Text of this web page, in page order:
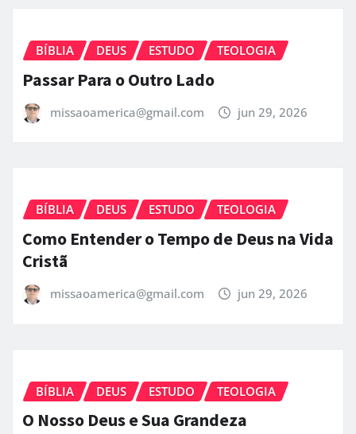
BÍBLIA DEUS ESTUDO TEOLOGIA
Passar Para o Outro Lado
missaoamerica@gmail.com jun 29, 2026
BÍBLIA DEUS ESTUDO TEOLOGIA
Como Entender o Tempo de Deus na Vida
Cristã
missaoamerica@gmail.com jun 29, 2026
BÍBLIA DEUS ESTUDO TEOLOGIA
O Nosso Deus e Sua Grandeza